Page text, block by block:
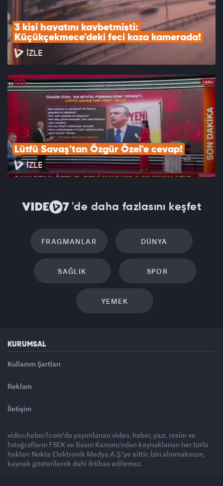
3 kişi hayatını kaybetmişti:
Küçükçekmece'deki feci kaza kamerada!
İZLE
Lütfü Savaş'tan Özgür Özel'e cevap!
İZLE
'de daha fazlasını keşfet
FRAGMANLAR DÜNYA
SAĞLIK SPOR
YEMEK
KURUMSAL
Kullanım Şartları
Reklam
İletişim
video.haber7.com'da yayımlanan video, haber, yazı, resim ve
fotoğrafların FSEK ve Basın Kanunu'ndan kaynaklanan her türlü
hakları Nokta Elektronik Medya A.Ş.'ye aittir. İzin alınmaksızın,
kaynak gösterilerek dahi iktibas edilemez.